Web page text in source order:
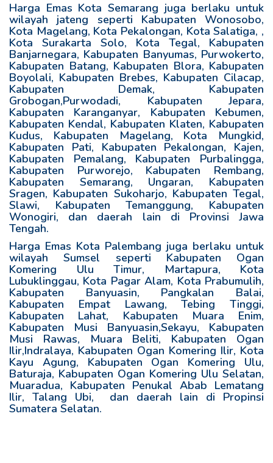
Harga Emas Kota Semarang juga berlaku untuk
wilayah jateng seperti Kabupaten Wonosobo,
Kota Magelang, Kota Pekalongan, Kota Salatiga, ,
Kota Surakarta Solo, Kota Tegal, Kabupaten
Banjarnegara, Kabupaten Banyumas, Purwokerto,
Kabupaten Batang, Kabupaten Blora, Kabupaten
Boyolali, Kabupaten Brebes, Kabupaten Cilacap,
Kabupaten Demak, Kabupaten
Grobogan,Purwodadi, Kabupaten Jepara,
Kabupaten Karanganyar, Kabupaten Kebumen,
Kabupaten Kendal, Kabupaten Klaten, Kabupaten
Kudus, Kabupaten Magelang, Kota Mungkid,
Kabupaten Pati, Kabupaten Pekalongan, Kajen,
Kabupaten Pemalang, Kabupaten Purbalingga,
Kabupaten Purworejo, Kabupaten Rembang,
Kabupaten Semarang, Ungaran, Kabupaten
Sragen, Kabupaten Sukoharjo, Kabupaten Tegal,
Slawi, Kabupaten Temanggung, Kabupaten
Wonogiri, dan daerah lain di Provinsi Jawa
Tengah.
Harga Emas Kota Palembang juga berlaku untuk
wilayah Sumsel seperti Kabupaten Ogan
Komering Ulu Timur, Martapura, Kota
Lubuklinggau, Kota Pagar Alam, Kota Prabumulih,
Kabupaten Banyuasin, Pangkalan Balai,
Kabupaten Empat Lawang, Tebing Tinggi,
Kabupaten Lahat, Kabupaten Muara Enim,
Kabupaten Musi Banyuasin,Sekayu, Kabupaten
Musi Rawas, Muara Beliti, Kabupaten Ogan
Ilir,Indralaya, Kabupaten Ogan Komering Ilir, Kota
Kayu Agung, Kabupaten Ogan Komering Ulu,
Baturaja, Kabupaten Ogan Komering Ulu Selatan,
Muaradua, Kabupaten Penukal Abab Lematang
Ilir, Talang Ubi, dan daerah lain di Propinsi
Sumatera Selatan.